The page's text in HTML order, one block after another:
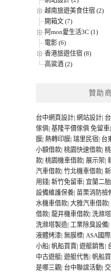
越南旅遊美食住宿 (2)
開箱文 (7)
阿mon愛生活3C (1)
電影 (6)
香港旅遊住宿 (8)
高粱酒 (2)
贊助
台中網頁設計| 網站設計|
傢俱| 基隆平價傢俱 免留車|
膜| 熱轉印膜| 瑞里民宿| 台
小額借款| 桃園快速借款|
款| 桃園機車借款| 展示架|
汽車借款| 竹北機車借款|
用錢| 新竹免留車| 宜蘭二
設備維護保養| 苗栗消防檢
水機車借款| 大雅汽車借款|
借款| 龍井機車借款| 洗滌
洗滌塔製造| 工業除臭設備|
液體烤漆| 無膜標| ASA國
小船| 帆船買賣| 遊艇銷售|
中古遊艇| 遊艇代售| 帆船
是哪三觀| 台中聯誼活動|